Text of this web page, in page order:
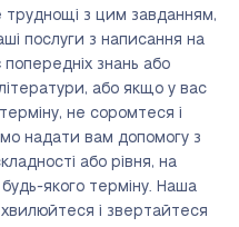
з цим завданням,
послуги з написання на
знань або
або якщо у вас
не соромтеся і
надати вам допомогу з
або рівня, на
якого терміну. Наша
і звертайтеся